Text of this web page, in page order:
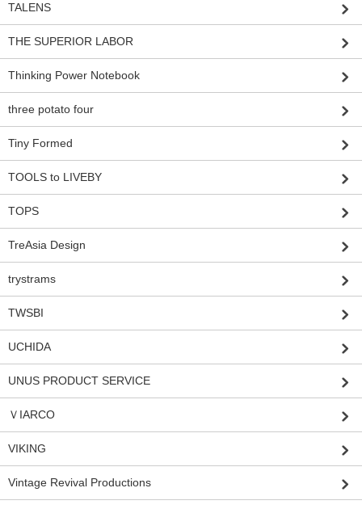
TALENS
THE SUPERIOR LABOR
Thinking Power Notebook
three potato four
Tiny Formed
TOOLS to LIVEBY
TOPS
TreAsia Design
trystrams
TWSBI
UCHIDA
UNUS PRODUCT SERVICE
ＶIARCO
VIKING
Vintage Revival Productions